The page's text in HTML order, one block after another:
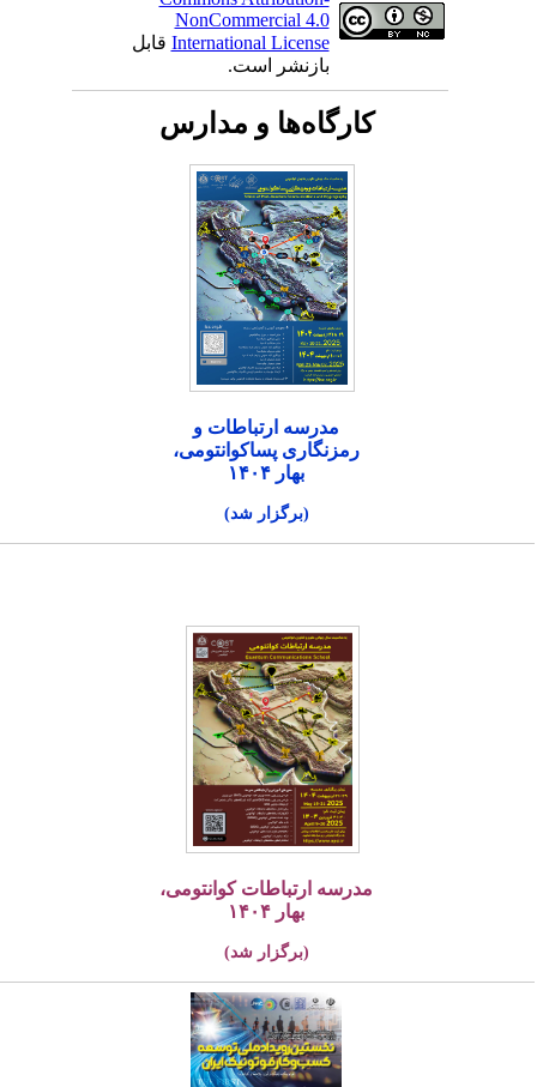
NonCommercial 4.0
International Licenseقابل
بازنشر است.
کارگاه‌ها و مدارس
مدرسه ارتباطات و
رمزنگاری پساکوانتومی،
بهار ۱۴۰۴
(برگزار شد)
مدرسه ارتباطات کوانتومی،
بهار ۱۴۰۴
(برگزار شد)